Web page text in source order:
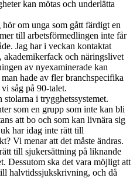
kan mötas och underlätta
om unga som gått färdigt en
till arbetsförmedlingen inte får
Jag har i veckan kontaktat
akademikerfack och näringslivet
av nyexaminerade kan
hade av fler branchspecifika
såg på 90-talet.
i trygghetssystemet.
som en grupp som inte kan bli
att bo och som kan livnära sig
har idag inte rätt till
Vi menar att det måste ändras.
till sjukersättning på liknande
Dessutom ska det vara möjligt att
halvtidssjukskrivning, och då